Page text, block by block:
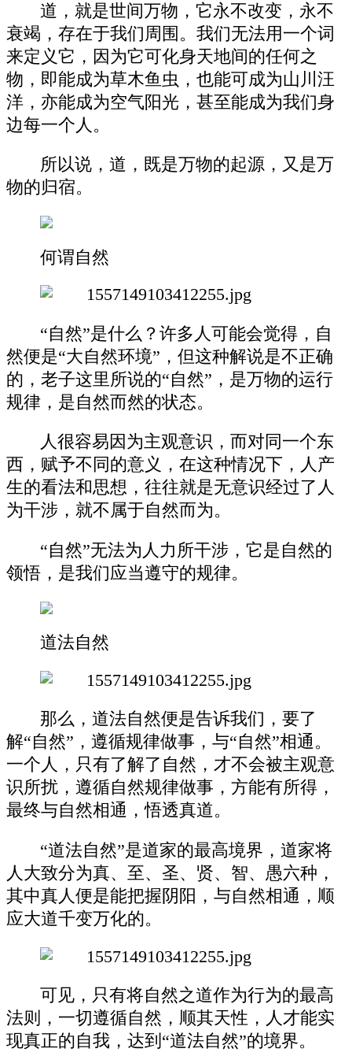
道，就是世间万物，它永不改变，永不
衰竭，存在于我们周围。我们无法用一个词
来定义它，因为它可化身天地间的任何之
物，即能成为草木鱼虫，也能可成为山川汪
洋，亦能成为空气阳光，甚至能成为我们身
边每一个人。
所以说，道，既是万物的起源，又是万
物的归宿。
何谓自然
“自然”是什么？许多人可能会觉得，自
然便是“大自然环境”，但这种解说是不正确
的，老子这里所说的“自然”，是万物的运行
规律，是自然而然的状态。
人很容易因为主观意识，而对同一个东
西，赋予不同的意义，在这种情况下，人产
生的看法和思想，往往就是无意识经过了人
为干涉，就不属于自然而为。
“自然”无法为人力所干涉，它是自然的
领悟，是我们应当遵守的规律。
道法自然
那么，道法自然便是告诉我们，要了
解“自然”，遵循规律做事，与“自然”相通。
一个人，只有了解了自然，才不会被主观意
识所扰，遵循自然规律做事，方能有所得，
最终与自然相通，悟透真道。
“道法自然”是道家的最高境界，道家将
人大致分为真、至、圣、贤、智、愚六种，
其中真人便是能把握阴阳，与自然相通，顺
应大道千变万化的。
可见，只有将自然之道作为行为的最高
法则，一切遵循自然，顺其天性，人才能实
现真正的自我，达到“道法自然”的境界。